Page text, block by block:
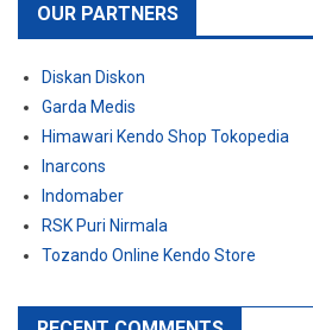
OUR PARTNERS
Diskan Diskon
Garda Medis
Himawari Kendo Shop Tokopedia
Inarcons
Indomaber
RSK Puri Nirmala
Tozando Online Kendo Store